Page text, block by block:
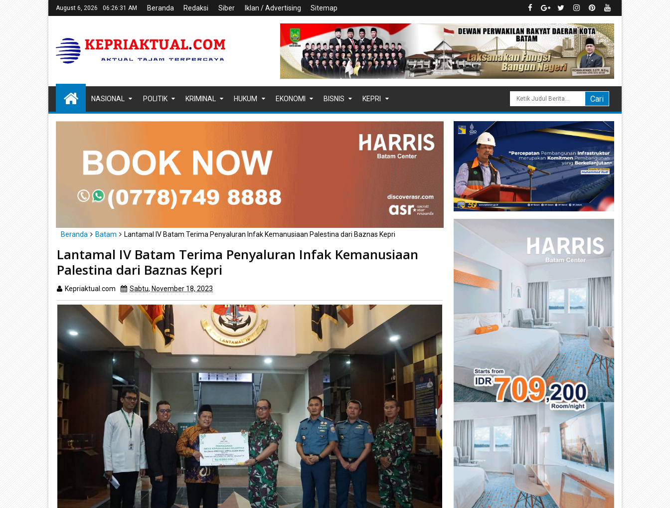
August 6, 2026 06:26:32 AM Beranda Redaksi Siber Iklan / Advertising Sitemap
NASIONAL POLITIK KRIMINAL HUKUM EKONOMI BISNIS KEPRI
Beranda Batam Lantamal IV Batam Terima Penyaluran Infak Kemanusiaan Palestina dari Baznas Kepri
Lantamal IV Batam Terima Penyaluran Infak Kemanusiaan
Palestina dari Baznas Kepri
Kepriaktual.com Sabtu, November 18, 2023